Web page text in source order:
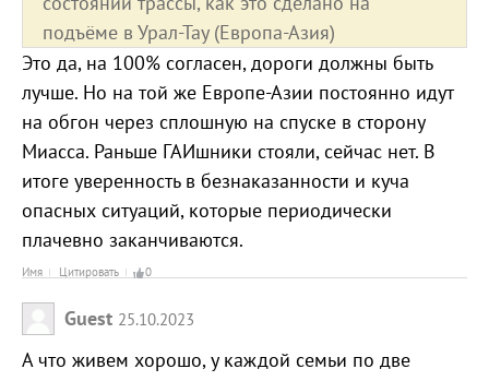
подъёме в Урал-Тау (Европа-Азия)
Это да, на 100% согласен, дороги должны быть
лучше. Но на той же Европе-Азии постоянно идут
на обгон через сплошную на спуске в сторону
Миасса. Раньше ГАИшники стояли, сейчас нет. В
итоге уверенность в безнаказанности и куча
опасных ситуаций, которые периодически
плачевно заканчиваются.
Имя Цитировать 0
Guest 25.10.2023
А что живем хорошо, у каждой семьи по две